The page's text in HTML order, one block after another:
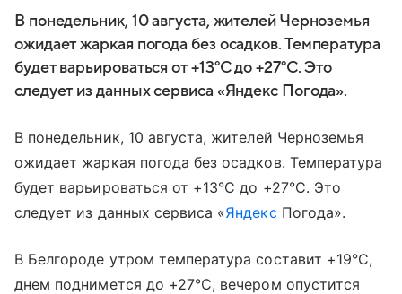
В понедельник, 10 августа, жителей Черноземья
ожидает жаркая погода без осадков. Температура
будет варьироваться от +13°C до +27°C. Это
следует из данных сервиса «Яндекс Погода».
В понедельник, 10 августа, жителей Черноземья
ожидает жаркая погода без осадков. Температура
будет варьироваться от +13°C до +27°C. Это
следует из данных сервиса «Яндекс Погода».
В Белгороде утром температура составит +19°C,
днем поднимется до +27°C, вечером опустится